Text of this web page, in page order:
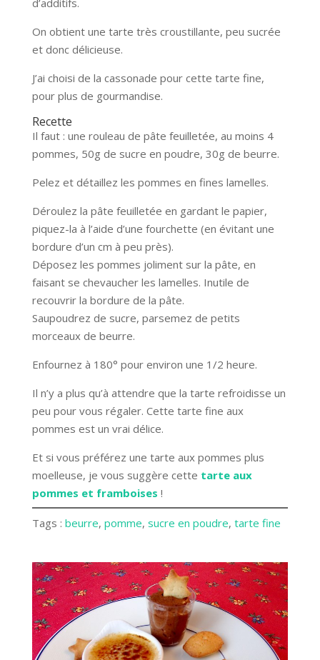
On obtient une tarte très croustillante, peu sucrée
et donc délicieuse.
J’ai choisi de la cassonade pour cette tarte fine,
pour plus de gourmandise.
Recette
Il faut : une rouleau de pâte feuilletée, au moins 4
pommes, 50g de sucre en poudre, 30g de beurre.
Pelez et détaillez les pommes en fines lamelles.
Déroulez la pâte feuilletée en gardant le papier,
piquez-la à l’aide d’une fourchette (en évitant une
bordure d’un cm à peu près).
Déposez les pommes joliment sur la pâte, en
faisant se chevaucher les lamelles. Inutile de
recouvrir la bordure de la pâte.
Saupoudrez de sucre, parsemez de petits
morceaux de beurre.
Enfournez à 180° pour environ une 1/2 heure.
Il n’y a plus qu’à attendre que la tarte refroidisse un
peu pour vous régaler. Cette tarte fine aux
pommes est un vrai délice.
Et si vous préférez une tarte aux pommes plus
moelleuse, je vous suggère cette tarte aux
pommes et framboises !
Tags : beurre, pomme, sucre en poudre, tarte fine